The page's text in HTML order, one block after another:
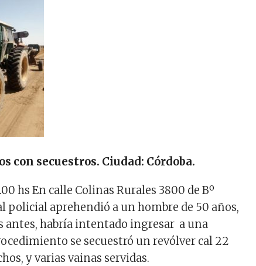
con secuestros. Ciudad: Córdoba.
hs En calle Colinas Rurales 3800 de Bº
policial aprehendió a un hombre de 50 años,
antes, habría intentado ingresar a una
se secuestró un revólver cal 22
y varias vainas servidas.